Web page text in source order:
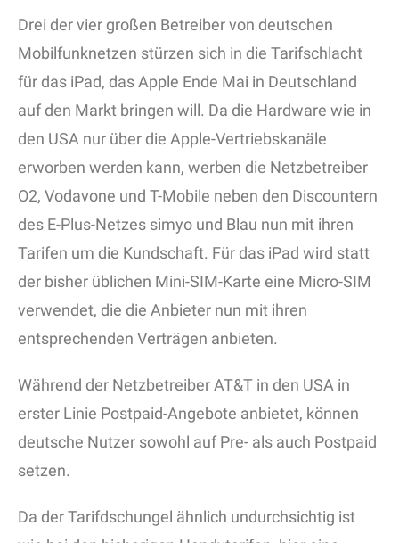
Drei der vier großen Betreiber von deutschen
Mobilfunknetzen stürzen sich in die Tarifschlacht
für das iPad, das Apple Ende Mai in Deutschland
auf den Markt bringen will. Da die Hardware wie in
den USA nur über die Apple-Vertriebskanäle
erworben werden kann, werben die Netzbetreiber
O2, Vodavone und T-Mobile neben den Discountern
des E-Plus-Netzes simyo und Blau nun mit ihren
Tarifen um die Kundschaft. Für das iPad wird statt
der bisher üblichen Mini-SIM-Karte eine Micro-SIM
verwendet, die die Anbieter nun mit ihren
entsprechenden Verträgen anbieten.
Während der Netzbetreiber AT&T in den USA in
erster Linie Postpaid-Angebote anbietet, können
deutsche Nutzer sowohl auf Pre- als auch Postpaid
setzen.
Da der Tarifdschungel ähnlich undurchsichtig ist